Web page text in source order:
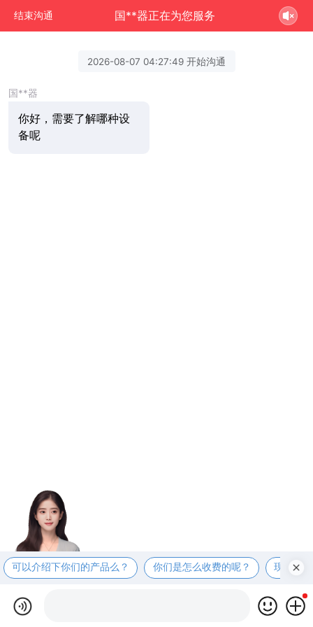
结束沟通 国**器正在为您服务
2026-08-07 04:27:49 开始沟通
国**器
你好，需要了解哪种设
备呢
可以介绍下你们的产品么？ 你们是怎么收费的呢？ 现在有